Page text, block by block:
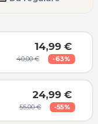
14,99 €
40,00 € -63%
24,99 €
55,00 € -55%